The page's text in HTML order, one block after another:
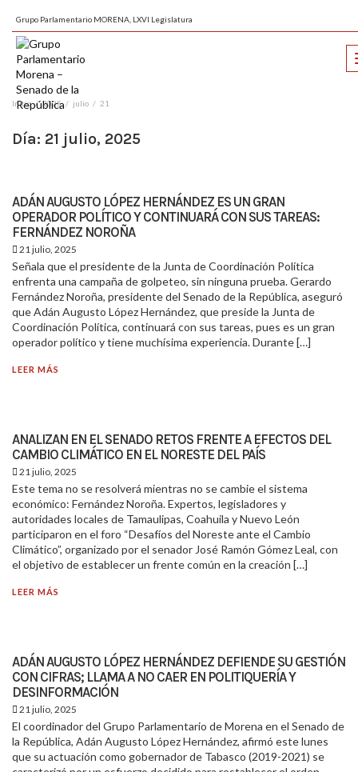
Grupo Parlamentario MORENA, LXVI Legislatura
Inicio 2025 julio 21
Día: 21 julio, 2025
ADÁN AUGUSTO LÓPEZ HERNÁNDEZ ES UN GRAN
OPERADOR POLÍTICO Y CONTINUARÁ CON SUS TAREAS:
FERNÁNDEZ NOROÑA
21 julio, 2025
Señala que el presidente de la Junta de Coordinación Política
enfrenta una campaña de golpeteo, sin ninguna prueba. Gerardo
Fernández Noroña, presidente del Senado de la República, aseguró
que Adán Augusto López Hernández, que preside la Junta de
Coordinación Política, continuará con sus tareas, pues es un gran
operador político y tiene muchísima experiencia. Durante […]
LEER MÁS
ANALIZAN EN EL SENADO RETOS FRENTE A EFECTOS DEL
CAMBIO CLIMÁTICO EN EL NORESTE DEL PAÍS
21 julio, 2025
Este tema no se resolverá mientras no se cambie el sistema
económico: Fernández Noroña. Expertos, legisladores y
autoridades locales de Tamaulipas, Coahuila y Nuevo León
participaron en el foro “Desafíos del Noreste ante el Cambio
Climático”, organizado por el senador José Ramón Gómez Leal, con
el objetivo de establecer un frente común en la creación […]
LEER MÁS
ADÁN AUGUSTO LÓPEZ HERNÁNDEZ DEFIENDE SU GESTIÓN
CON CIFRAS; LLAMA A NO CAER EN POLITIQUERÍA Y
DESINFORMACIÓN
21 julio, 2025
El coordinador del Grupo Parlamentario de Morena en el Senado de
la República, Adán Augusto López Hernández, afirmó este lunes
que su actuación como gobernador de Tabasco (2019-2021) se